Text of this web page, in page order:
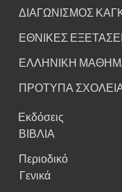
ΔΙΑΓΩΝΙΣΜΟΣ
ΕΘΝΙΚΕΣ
ΕΛΛΗΝΙΚΗ
ΠΡΟΤΥΠΑ
Εκδόσεις
ΒΙΒΛΙΑ
Περιοδικό
Γενικά